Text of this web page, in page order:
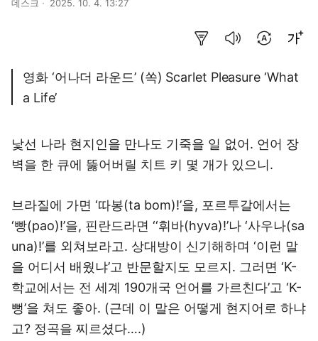
데스크 2025. 10. 4. 13:27
영화 ‘어나더 라운드’ (쏙) Scarlet Pleasure ‘What
a Life’
낯선 나라 현지인을 만나도 기죽을 일 없어. 언어 장
벽을 한 큐에 뚫어버릴 치트 키 몇 개가 있으니.
브라질에 가면 ‘따봉(ta bom)!’을, 포르투갈에서는
‘빵(pao)!’을, 핀란드라면 ‘‘휘바(hyva)!’나 ‘사우나(sa
una)!’를 외쳐보라고. 상대방이 신기해하며 ‘이런 말
을 어디서 배웠냐’고 반문할지도 모르지. 그러면 ‘K-
학교에서는 전 세계 190개국 언어를 가르친다’고 ‘K-
뻥’을 쳐도 좋아. (근데 이 말은 어떻게 현지어로 하냐
고? 정곡을 찌르셨다….)